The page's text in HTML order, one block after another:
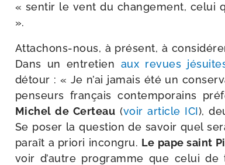
« sen­tir le vent du chan­ge­ment, celui
».
Attachons-​nous, à pré­sent, à
Dans un entre­tien aux revues
détour : « Je n’ai jamais été un
pen­seurs fran­çais contem­po­rains
Michel de Certeau (voir article ICI),
Se poser la ques­tion de savoir quel
paraît a prio­ri incon­gru. Le pape saint
voir d’autre pro­gramme que celui